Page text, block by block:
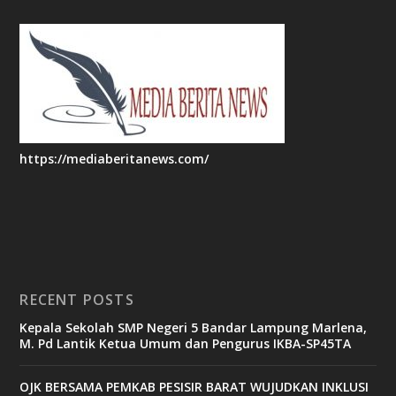
https://mediaberitanews.com/
RECENT POSTS
Kepala Sekolah SMP Negeri 5 Bandar Lampung Marlena,
M. Pd Lantik Ketua Umum dan Pengurus IKBA-SP45TA
OJK BERSAMA PEMKAB PESISIR BARAT WUJUDKAN INKLUSI